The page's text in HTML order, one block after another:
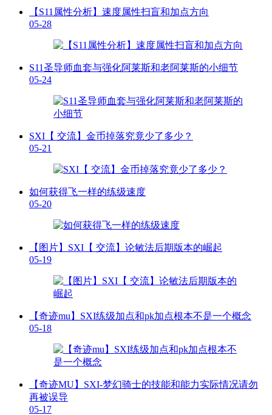
【S11属性分析】速度属性扫盲和加点方向
05-28
S11圣导师血套与强化阿莱斯和老阿莱斯的小细节
05-24
SXI【 交流】金币掉落究竟少了多少？
05-21
如何获得飞一样的练级速度
05-20
【图片】SXI【 交流】论敏法后期版本的崛起
05-19
【奇迹mu】SXI练级加点和pk加点根本不是一个概念
05-18
【奇迹MU】SXI-梦幻骑士的技能和能力实际情况请勿
再被误导
05-17